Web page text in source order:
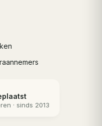
· sinds 2013